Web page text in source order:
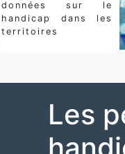
données sur le
handicap dans les
territoires
Les